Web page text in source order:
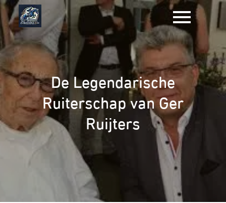
Naar
de
inhoud
gaan
De Legendarische
Ruiterschap van Ger
Ruijters